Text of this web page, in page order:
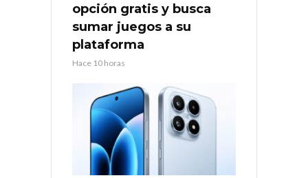
opción gratis y busca
sumar juegos a su
plataforma
Hace 10 horas